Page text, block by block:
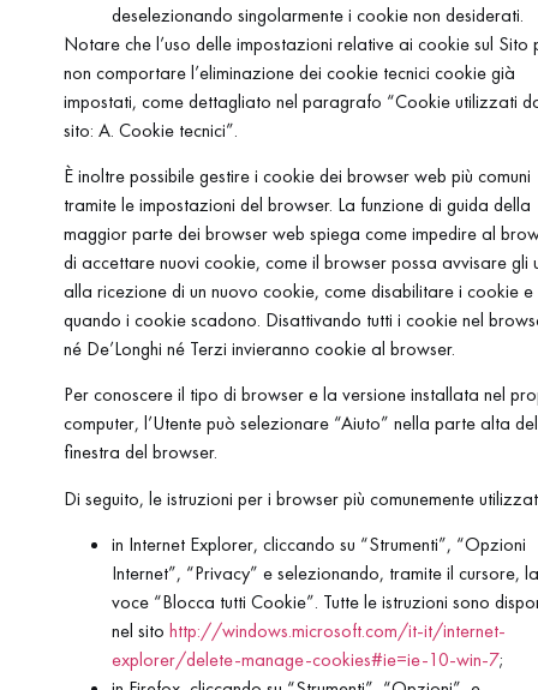
deselezionando singolarmente i cookie non desiderati.
Notare che l’uso delle impostazioni relative ai cookie sul Sito
non comportare l’eliminazione dei cookie tecnici cookie già
impostati, come dettagliato nel paragrafo “Cookie utilizzati
sito: A. Cookie tecnici”.
È inoltre possibile gestire i cookie dei browser web più comuni
tramite le impostazioni del browser. La funzione di guida della
maggior parte dei browser web spiega come impedire al
di accettare nuovi cookie, come il browser possa avvisare gli
alla ricezione di un nuovo cookie, come disabilitare i cookie e
quando i cookie scadono. Disattivando tutti i cookie nel
né De’Longhi né Terzi invieranno cookie al browser.
Per conoscere il tipo di browser e la versione installata nel
computer, l’Utente può selezionare “Aiuto” nella parte alta
finestra del browser.
Di seguito, le istruzioni per i browser più comunemente
in Internet Explorer, cliccando su “Strumenti”, “Opzioni
Internet”, “Privacy” e selezionando, tramite il cursore, la
voce “Blocca tutti Cookie”. Tutte le istruzioni sono
nel sito http://windows.microsoft.com/it-it/internet-
explorer/delete-manage-cookies#ie=ie-10-win-7;